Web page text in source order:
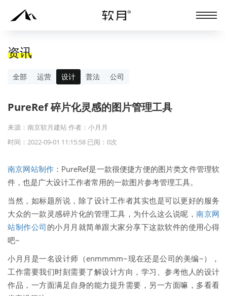
资讯
全部 运营 设计 普法 公司
PureRef 碎片化灵感的图片管理工具
来源：南京软月建站 作者：小月月
时间：2022-09-01 11:15:58 已阅： 0次
南京网站制作 ：PureRef是一款很便捷方便的图片类文件管理软
件，也是广大设计工作者常用的一款图片参考管理工具。
当然，如标题所说，除了设计工作者其实也是可以更好的服务
大众的一款灵感碎片化的管理工具，为什么这么说呢， 南京网
站制作公司 的小月月就简单跟大家分享下这款软件的使用心得
吧~
小月月是一名设计师（enmmmm~现在还是公司的美编~），
工作需要我们时刻需要了解设计方向，学习、参考他人的设计
作品，一方面满足自身的能力提升需要，另一方面嘛，多看看